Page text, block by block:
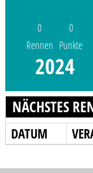
0
Rennen
0
Punkte
2024
NÄCHSTES
DATUM